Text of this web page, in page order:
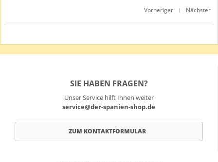
Vorheriger | Nächster
SIE HABEN FRAGEN?
Unser Service hilft Ihnen weiter
service@der-spanien-shop.de
ZUM KONTAKTFORMULAR